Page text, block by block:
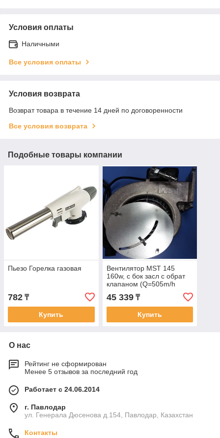
Условия оплаты
Наличными
Все условия оплаты
Условия возврата
Возврат товара в течение 14 дней по договоренности
Все условия возврата
Подобные товары компании
Пьезо Горелка газовая
782 ₸
Купить
Вентилятор MST 145
160w, c бок засл с обрат
клапаном (Q=505m/h
P=390Pa) 2250 об/мин.
123х73. предназначен для
нагнетания воздуха в
45 339₸
Купить
О нас
Рейтинг не сформирован
Менее 5 отзывов за последний год
Работает с 24.06.2014
г. Павлодар
ул. Генерала Дюсенова д.154, Павлодар, Казахстан
Контакты